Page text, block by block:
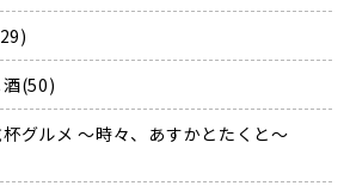
酒(50)
グルメ ～時々、あすかとたくと～